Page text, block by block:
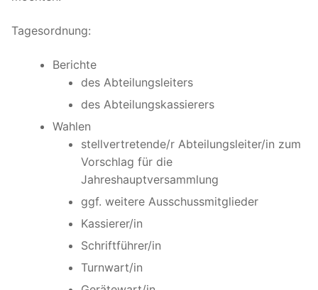
Tagesordnung:
Berichte
des Abteilungsleiters
des Abteilungskassierers
Wahlen
stellvertretende/r Abteilungsleiter/in zum
Vorschlag für die
Jahreshauptversammlung
ggf. weitere Ausschussmitglieder
Kassierer/in
Schriftführer/in
Turnwart/in